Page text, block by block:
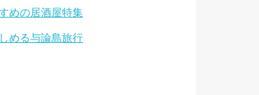
めの居酒屋特集
める与論島旅行